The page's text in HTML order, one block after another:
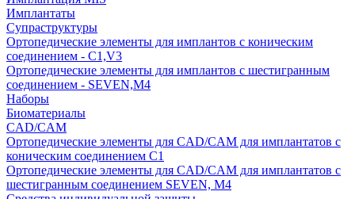
Имплантаты
Супраструктуры
Ортопедические элементы для имплантов с коническим
соединением - C1,V3
Ортопедические элементы для имплантов с шестигранным
соединением - SEVEN,M4
Наборы
Биоматериалы
CAD/CAM
Ортопедические элементы для CAD/CAM для имплантатов с
коническим соединением С1
Ортопедические элементы для CAD/CAM для имплантатов с
шестигранным соединением SEVEN, М4